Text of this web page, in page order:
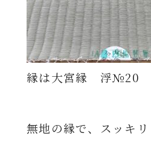
縁は大宮縁 浮№20
無地の縁で、 スッキ